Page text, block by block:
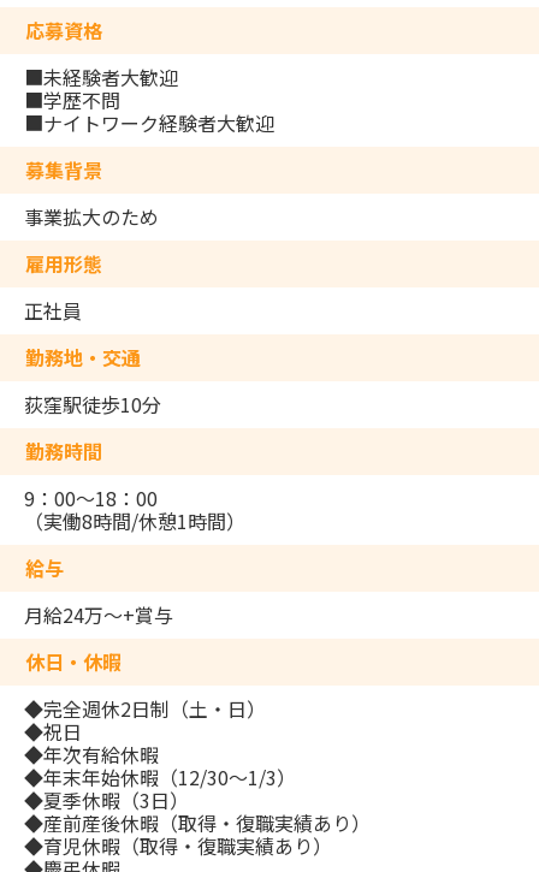
応募資格
■未経験者大歓迎
■学歴不問
■ナイトワーク経験者大歓迎
募集背景
事業拡大のため
雇用形態
正社員
勤務地・交通
荻窪駅徒歩10分
勤務時間
9：00～18：00
（実働8時間/休憩1時間）
給与
月給24万～+賞与
休日・休暇
◆完全週休2日制（土・日）
◆祝日
◆年次有給休暇
◆年末年始休暇（12/30～1/3）
◆夏季休暇（3日）
◆産前産後休暇（取得・復職実績あり）
◆育児休暇（取得・復職実績あり）